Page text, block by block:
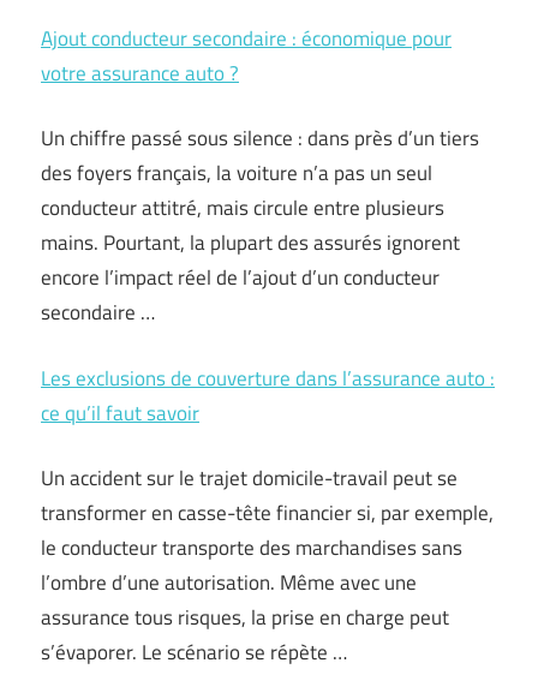
Ajout conducteur secondaire : économique pour
votre assurance auto ?
Un chiffre passé sous silence : dans près d’un tiers
des foyers français, la voiture n’a pas un seul
conducteur attitré, mais circule entre plusieurs
mains. Pourtant, la plupart des assurés ignorent
encore l’impact réel de l’ajout d’un conducteur
secondaire …
Les exclusions de couverture dans l’assurance auto :
ce qu’il faut savoir
Un accident sur le trajet domicile-travail peut se
transformer en casse-tête financier si, par exemple,
le conducteur transporte des marchandises sans
l’ombre d’une autorisation. Même avec une
assurance tous risques, la prise en charge peut
s’évaporer. Le scénario se répète …